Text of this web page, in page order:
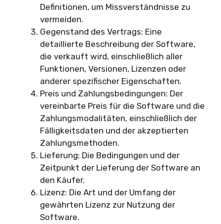
Definitionen, um Missverständnisse zu
vermeiden.
Gegenstand des Vertrags: Eine
detaillierte Beschreibung der Software,
die verkauft wird, einschließlich aller
Funktionen, Versionen, Lizenzen oder
anderer spezifischer Eigenschaften.
Preis und Zahlungsbedingungen: Der
vereinbarte Preis für die Software und die
Zahlungsmodalitäten, einschließlich der
Fälligkeitsdaten und der akzeptierten
Zahlungsmethoden.
Lieferung: Die Bedingungen und der
Zeitpunkt der Lieferung der Software an
den Käufer.
Lizenz: Die Art und der Umfang der
gewährten Lizenz zur Nutzung der
Software.